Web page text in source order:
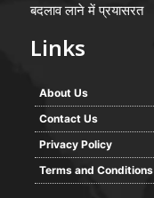
बदलाव लाने में प्रयासरत
Links
About Us
Contact Us
Privacy Policy
Terms and Conditions